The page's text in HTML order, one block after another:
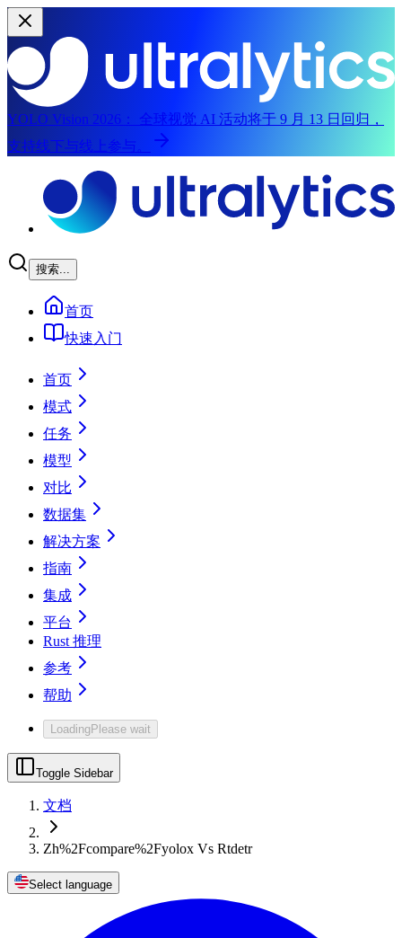
YOLO Vision 2026：
全球视觉 AI 活动将于 9 月 13 日回归，
支持线下与线上参与。
搜索...
首页
快速入门
首页
模式
任务
模型
对比
数据集
解决方案
指南
集成
平台
Rust 推理
参考
帮助
LoadingPlease wait
Toggle Sidebar
文档
Zh%2Fcompare%2Fyolox Vs Rtdetr
Select language